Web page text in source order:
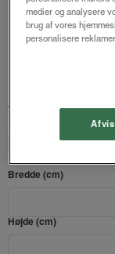
Forside/Persienner/
Freja
Brun
fra
1092 kr.
Design dit gardin
Bredde (cm)
Højde (cm)
medier og analysere
brug af vores
personalisere